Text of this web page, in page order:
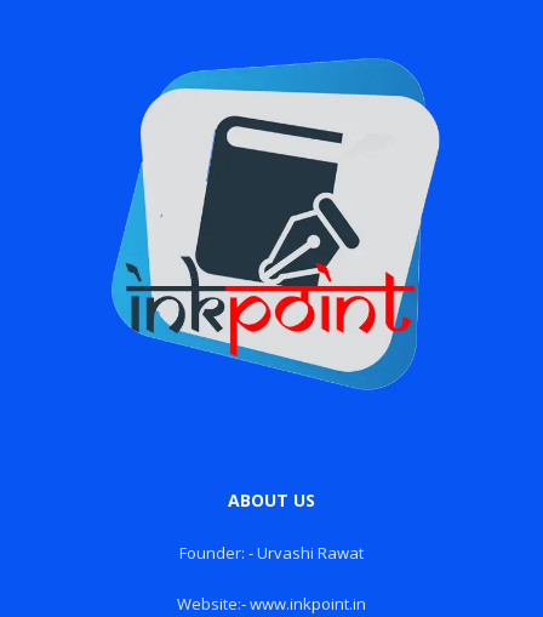
ABOUT US
Founder: - Urvashi Rawat
Website:- www.inkpoint.in